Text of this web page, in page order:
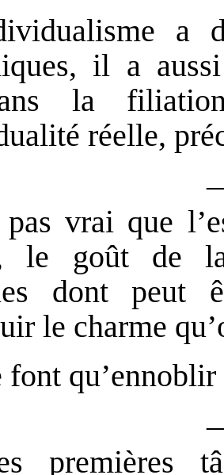
a
il a
la
réelle,
vrai que
le goût de
dont peut
le charme
font
premières